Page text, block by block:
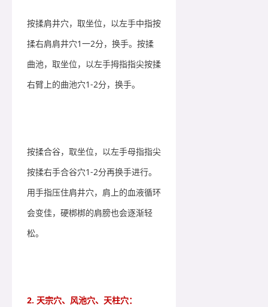
按揉肩井穴，取坐位，以左手中指按
揉右肩肩井穴1一2分，换手。按揉
曲池，取坐位，以左手拇指指尖按揉
右臂上的曲池穴1-2分，换手。
按揉合谷，取坐位，以左手母指指尖
按揉右手合谷穴1-2分再换手进行。
用手指压住肩井穴，肩上的血液循环
会变佳，硬梆梆的肩膀也会逐渐轻
松。
2. 天宗穴、风池穴、天柱穴：